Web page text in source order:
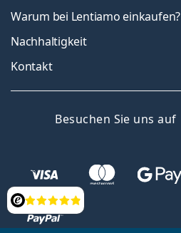
Bewertung
Warum bei Lentiamo einkaufen?
Nachhaltigkeit
Kontakt
Besuchen Sie uns auf